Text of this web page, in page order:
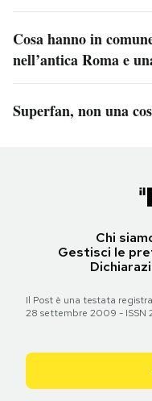
Cosa hanno in
nell’antica Roma e
Superfan, non una
Chi
Gestisci le
Il Post è una testata
28 settembre 2009 - ISSN